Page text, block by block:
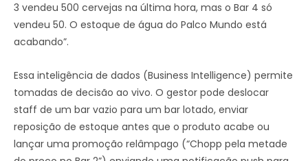
3 vendeu 500 cervejas na última hora, mas o Bar 4 só
vendeu 50. O estoque de água do Palco Mundo está
acabando”.
Essa inteligência de dados (Business Intelligence) permite
tomadas de decisão ao vivo. O gestor pode deslocar
staff de um bar vazio para um bar lotado, enviar
reposição de estoque antes que o produto acabe ou
lançar uma promoção relâmpago (“Chopp pela metade